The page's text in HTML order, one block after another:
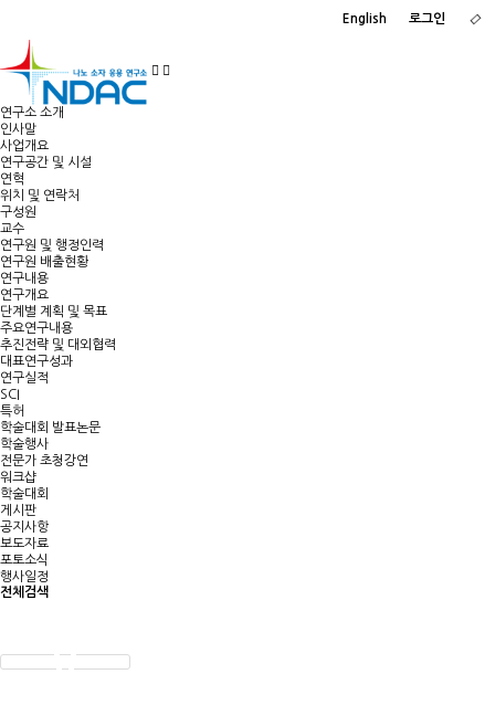
English 로그인
연구소 소개
인사말
사업개요
연구공간 및 시설
연혁
위치 및 연락처
구성원
교수
연구원 및 행정인력
연구원 배출현황
연구내용
연구개요
단계별 계획 및 목표
주요연구내용
추진전략 및 대외협력
대표연구성과
연구실적
SCI
특허
학술대회 발표논문
학술행사
전문가 초청강연
워크샵
학술대회
게시판
공지사항
보도자료
포토소식
행사일정
전체검색